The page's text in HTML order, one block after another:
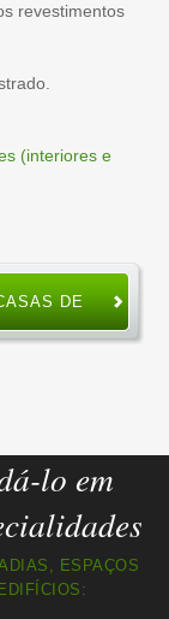
revestimentos
(interiores e
DE
lo em
ESPAÇOS